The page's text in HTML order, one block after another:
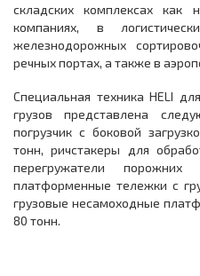
складских комплексах как
компаниях, в
железнодорожных
речных портах, а также в
Специальная техника HELI
грузов представлена
погрузчик с боковой
тонн, ричстакеры для
перегружатели
платформенные тележки с
грузовые несамоходные
80 тонн.